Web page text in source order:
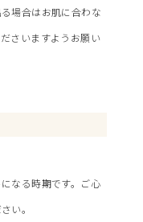
場合はお肌に合わな
さいますようお願い
なる時期です。ご心
い。